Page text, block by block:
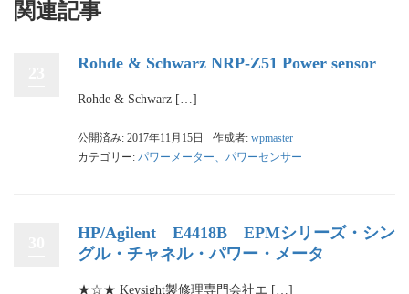
関連記事
Rohde & Schwarz NRP-Z51 Power sensor
Rohde & Schwarz […]
公開済み: 2017年11月15日 作成者: wpmaster
カテゴリー: パワーメーター、パワーセンサー
HP/Agilent E4418B EPMシリーズ・シン
グル・チャネル・パワー・メータ
★☆★ Keysight製修理専門会社エ […]